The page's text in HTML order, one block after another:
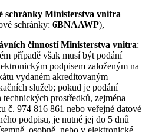
schránky Ministerstva vnitra
schránky: 6BNAAWP),
činností Ministerstva vnitra:
případě však musí být podání
podpisem založeným na
vydaném akreditovaným
služeb; pokud je podání
prostředků, zejména
č. 974 816 861 nebo veřejné datové
podpisu, je nutné jej do 5 dnů
osobně, nebo v elektronické